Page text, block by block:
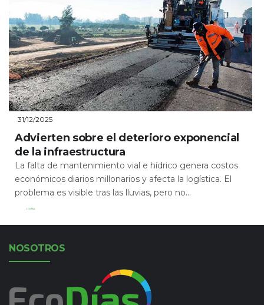
31/12/2025
Advierten sobre el deterioro exponencial
de la infraestructura
La falta de mantenimiento vial e hídrico genera costos
económicos diarios millonarios y afecta la logística. El
problema es visible tras las lluvias, pero no...
Leer Más
NOSOTROS